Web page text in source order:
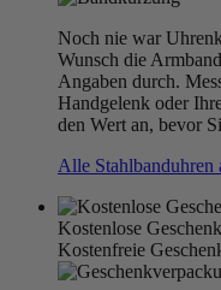
Noch nie war
Wunsch die
Angaben durch.
Handgelenk oder
den Wert an, bevor
Alle Stahlbanduhren
Kostenlose
Kostenfreie